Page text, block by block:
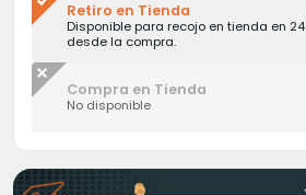
Retiro en Tienda
Disponible para recojo en tienda en
desde la compra.
Compra en Tienda
No disponible